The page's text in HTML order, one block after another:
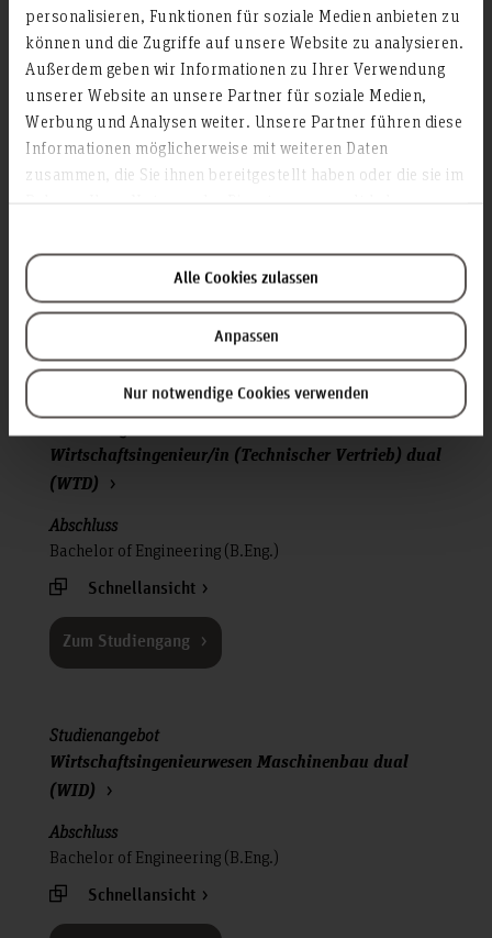
personalisieren, Funktionen für soziale Medien anbieten zu
können und die Zugriffe auf unsere Website zu analysieren.
Außerdem geben wir Informationen zu Ihrer Verwendung
unserer Website an unsere Partner für soziale Medien,
Werbung und Analysen weiter. Unsere Partner führen diese
Informationen möglicherweise mit weiteren Daten
zusammen, die Sie ihnen bereitgestellt haben oder die sie im
Alle Cookies zulassen
Anpassen
Nur notwendige Cookies verwenden
Zum Studiengang
Wertschöpfungsmanagement im Maschinenbau
dual (WMM)
Schnellansicht
Wirtschaftsingenieur/in ­(Technischer Vertrieb) dual
(WTD)
Bachelor of Engineering (B.Eng.)
Schnellansicht
Zum Studiengang
Wirtschaftsingenieurwesen Maschinenbau dual
(WID)
Bachelor of Engineering (B.Eng.)
Schnellansicht